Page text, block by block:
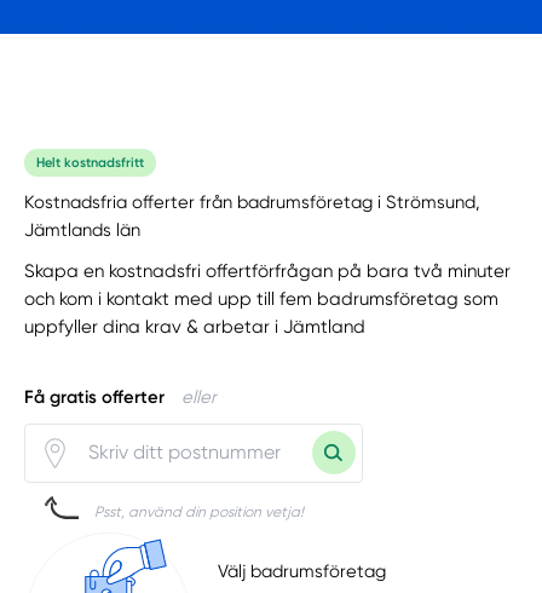
Helt kostnadsfritt
Kostnadsfria offerter från badrumsföretag i Strömsund,
Jämtlands län
Skapa en kostnadsfri offertförfrågan på bara två minuter
och kom i kontakt med upp till fem badrumsföretag som
uppfyller dina krav & arbetar i Jämtland
Få gratis offerter eller
Psst, använd din position vetja!
Välj badrumsföretag